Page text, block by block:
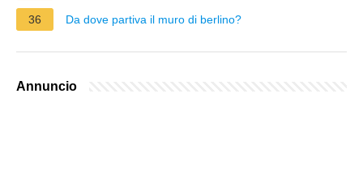
36 Da dove partiva il muro di berlino?
Annuncio